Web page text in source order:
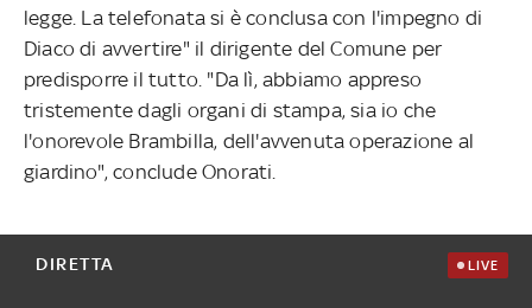
legge. La telefonata si è conclusa con l'impegno di
Diaco di avvertire" il dirigente del Comune per
predisporre il tutto. "Da lì, abbiamo appreso
tristemente dagli organi di stampa, sia io che
l'onorevole Brambilla, dell'avvenuta operazione al
giardino", conclude Onorati.
DIRETTA LIVE